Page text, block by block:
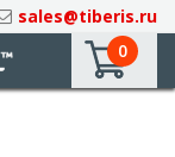
sales@tiberis.ru
0